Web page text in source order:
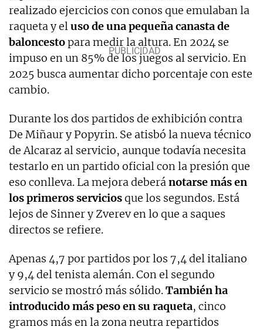
realizado ejercicios con conos que emulaban la
raqueta y eluso de una pequeña canasta de
baloncestopara medir la altura. En 2024 se
impuso en un 85% de los juegos al servicio. En
2025 busca aumentar dicho porcentaje con este
cambio.
Durante los dos partidos de exhibición contra
De Miñaur y Popyrin. Se atisbó la nueva técnico
de Alcaraz al servicio, aunque todavía necesita
testarlo en un partido oficial con la presión que
eso conlleva. La mejora deberánotarse más en
los primeros serviciosque los segundos. Está
lejos de Sinner y Zverev en lo que a saques
directos se refiere.
Apenas 4,7 por partidos por los 7,4 del italiano
y 9,4 del tenista alemán. Con el segundo
servicio se mostró más sólido.También ha
introducido más peso en su raqueta, cinco
gramos más en la zona neutra repartidos